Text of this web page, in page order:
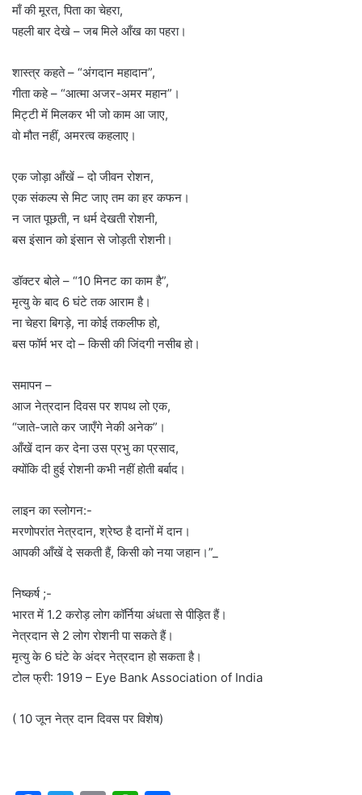
माँ की मूरत, पिता का चेहरा,
पहली बार देखे – जब मिले आँख का पहरा।
शास्त्र कहते – “अंगदान महादान”,
गीता कहे – “आत्मा अजर-अमर महान”।
मिट्टी में मिलकर भी जो काम आ जाए,
वो मौत नहीं, अमरत्व कहलाए।
एक जोड़ा आँखें – दो जीवन रोशन,
एक संकल्प से मिट जाए तम का हर कफन।
न जात पूछती, न धर्म देखती रोशनी,
बस इंसान को इंसान से जोड़ती रोशनी।
डॉक्टर बोले – “10 मिनट का काम है”,
मृत्यु के बाद 6 घंटे तक आराम है।
ना चेहरा बिगड़े, ना कोई तकलीफ हो,
बस फॉर्म भर दो – किसी की जिंदगी नसीब हो।
समापन –
आज नेत्रदान दिवस पर शपथ लो एक,
“जाते-जाते कर जाएँगे नेकी अनेक”।
आँखें दान कर देना उस प्रभु का प्रसाद,
क्योंकि दी हुई रोशनी कभी नहीं होती बर्बाद।
लाइन का स्लोगन:-
मरणोपरांत नेत्रदान, श्रेष्ठ है दानों में दान।
आपकी आँखें दे सकती हैं, किसी को नया जहान।”_
निष्कर्ष ;-
भारत में 1.2 करोड़ लोग कॉर्निया अंधता से पीड़ित हैं।
नेत्रदान से 2 लोग रोशनी पा सकते हैं।
मृत्यु के 6 घंटे के अंदर नेत्रदान हो सकता है।
टोल फ्री: 1919 – Eye Bank Association of India
( 10 जून नेत्र दान दिवस पर विशेष)